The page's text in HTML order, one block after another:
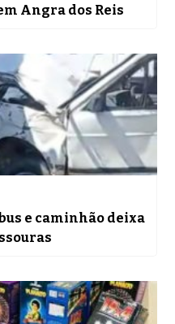
Angra dos Reis
e caminhão deixa